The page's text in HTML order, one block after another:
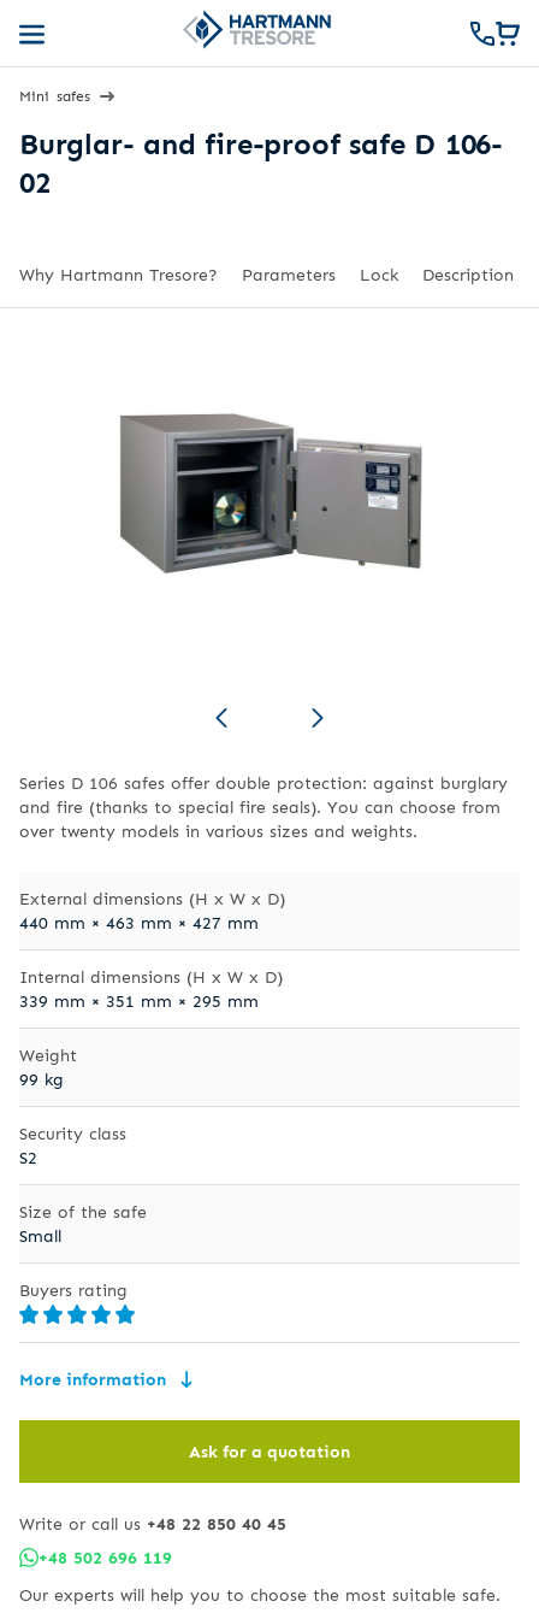
Mini safes
Burglar- and fire-proof safe D 106-
02
Series D 106 safes offer double protection: against burglary
and fire (thanks to special fire seals). You can choose from
over twenty models in various sizes and weights.
External dimensions (H x W x D)
440 mm × 463 mm × 427 mm
Internal dimensions (H x W x D)
339 mm × 351 mm × 295 mm
Weight
99 kg
Security class
S2
Size of the safe
Small
Buyers rating
More information
Ask for a quotation
Write or call us +48 22 850 40 45
+48 502 696 119
Our experts will help you to choose the most suitable safe.
Why Hartmann Tresore? Parameters Lock Description